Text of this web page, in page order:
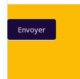
Envoyer